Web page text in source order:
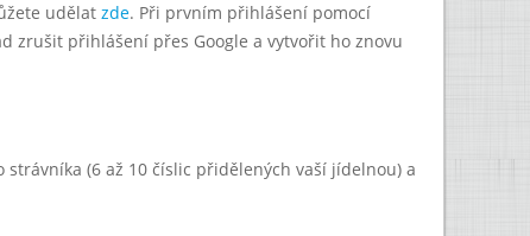
udělat zde. Při prvním přihlášení pomocí
zrušit přihlášení přes Google a vytvořit ho znovu
(6 až 10 číslic přidělených vaší jídelnou) a